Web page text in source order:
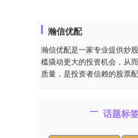
瀚信优配
瀚信优配是一家专业提供炒
槛撬动更大的投资机会，从
质量，是投资者信赖的股票配
话题标